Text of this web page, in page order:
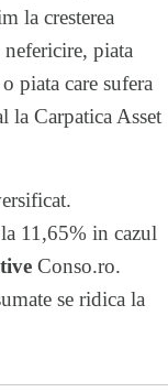
la cresterea
piata
piata care sufera
la Carpatica Asset
11,65% in cazul
Conso.ro.
se ridica la